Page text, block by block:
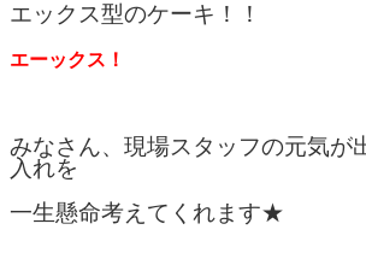
エックス型のケーキ！！
エーックス！
みなさん、現場スタッフの元気が
入れを
一生懸命考えてくれます★